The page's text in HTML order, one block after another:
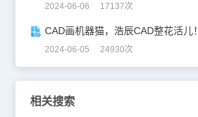
2024-06-06 17137次
CAD画机器猫，浩辰CAD整花活儿！
2024-06-05 24930次
相关搜索